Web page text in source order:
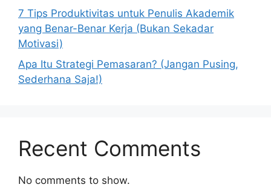
7 Tips Produktivitas untuk Penulis Akademik
yang Benar-Benar Kerja (Bukan Sekadar
Motivasi)
Apa Itu Strategi Pemasaran? (Jangan Pusing,
Sederhana Saja!)
Recent Comments
No comments to show.